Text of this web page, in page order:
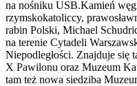
na nośniku USB.Kamień
rzymskokatoliccy,
rabin Polski, Michael
na terenie Cytadeli
Niepodległości. Znajduje się
X Pawilonu oraz Muzeum
tam też nowa siedziba